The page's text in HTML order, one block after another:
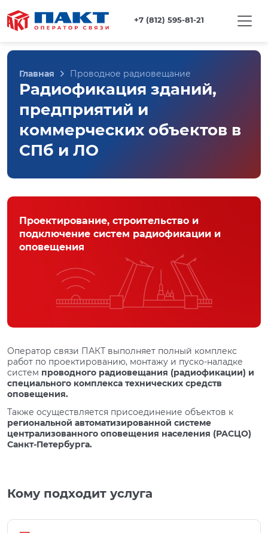
+7 (812) 595-81-21
Главная Проводное радиовещание
Радиофикация зданий,
предприятий и
коммерческих объектов в
СПб и ЛО
Проектирование, строительство и
подключение систем радиофикации и
оповещения
Оператор связи ПАКТ выполняет полный комплекс
работ по проектированию, монтажу и пуско-наладке
систем проводного радиовещания (радиофикации) и
специального комплекса технических средств
оповещения.
Также осуществляется присоединение объектов к
региональной автоматизированной системе
централизованного оповещения населения (РАСЦО)
Санкт-Петербурга.
Кому подходит услуга